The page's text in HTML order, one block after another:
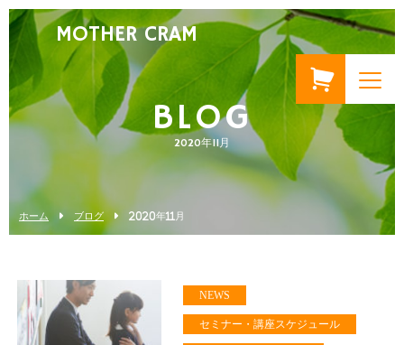
MOTHER CRAM
BLOG
2020年11月
ホーム ブログ 2020年11月
NEWS
セミナー・講座スケジュール